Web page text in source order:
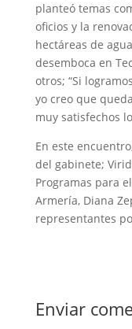
planteó temas
oficios y la
hectáreas de
desemboca en
otros; “Si
yo creo que
muy satisfechos
En este
del gabinete;
Programas para
Armería, Diana
representantes
Enviar